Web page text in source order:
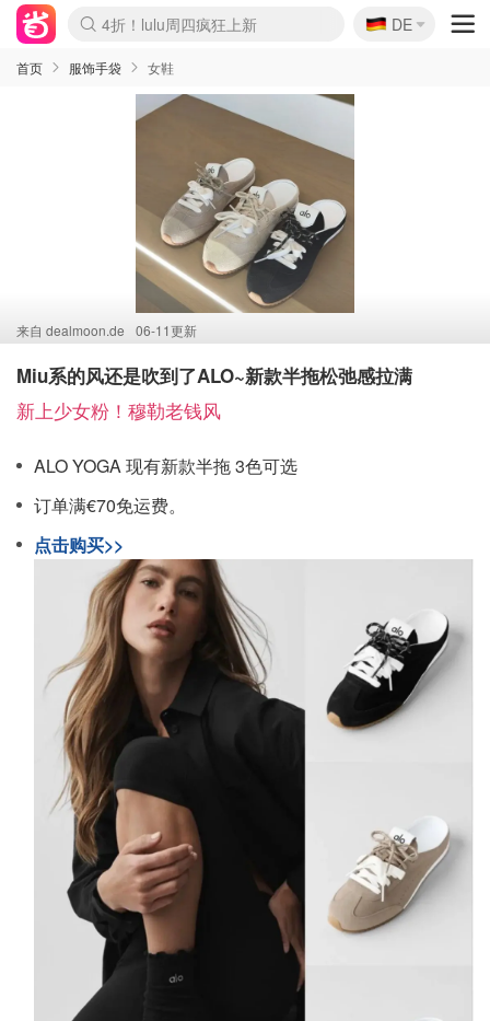
Boticinal 夏促开抢！
4折！lulu周四疯狂上新
还没结束！&OtherStories大促
Joybuy变相75折 随时失效
速领！Stanley独家85折
疑似霸哥！Camper额外叠85折
Zalando 奥莱闪促！每日更新
Moncler反季囤！5折起+叠9折
Coach Brooklyn仅€192
🇩🇪
DE
首页 服饰手袋 女鞋
来自 dealmoon.de 06-11更新
Miu系的风还是吹到了ALO~新款半拖松弛感拉满
新上少女粉！穆勒老钱风
ALO YOGA 现有新款半拖 3色可选
订单满€70免运费。
点击购买>>